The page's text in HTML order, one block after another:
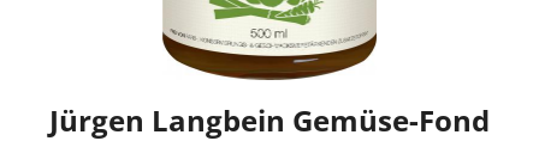
Jürgen Langbein Gemüse-Fond